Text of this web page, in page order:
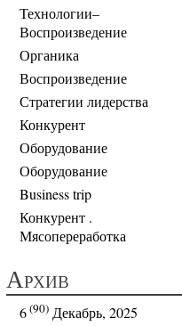
Технологии–
Воспроизведение
Органика
Воспроизведение
Стратегии лидерства
Конкурент
Оборудование
Оборудование
Business trip
Конкурент .
Мясопереработка
Архив
6(90) Декабрь, 2025